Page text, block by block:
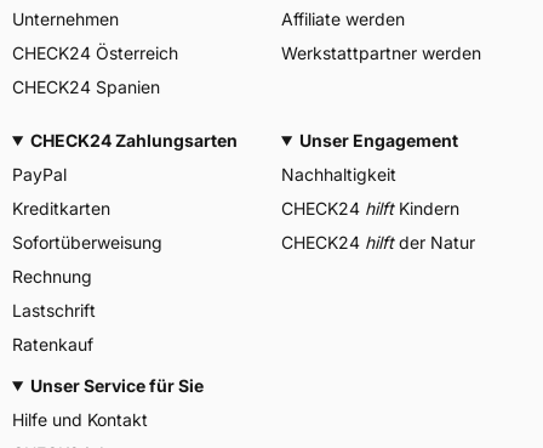
Unternehmen
CHECK24 Österreich
CHECK24 Spanien
Affiliate werden
Werkstattpartner werden
CHECK24 Zahlungsarten
PayPal
Kreditkarten
Sofortüberweisung
Rechnung
Lastschrift
Ratenkauf
Unser Engagement
Nachhaltigkeit
CHECK24 hilftKindern
CHECK24 hilftder Natur
Unser Service für Sie
Hilfe und Kontakt